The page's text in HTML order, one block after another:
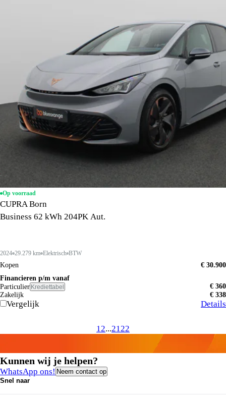
Op voorraad
CUPRA Born
Business 62 kWh 204PK Aut.
2024 29.279 km Elektrisch BTW
Kopen
€ 30.900
Financieren p/m vanaf
Particulier Krediettabel
€ 360
Zakelijk
€ 338
Vergelijk Details
1 2...21 22
Kunnen wij je helpen?
WhatsApp ons! Neem contact op
Snel naar